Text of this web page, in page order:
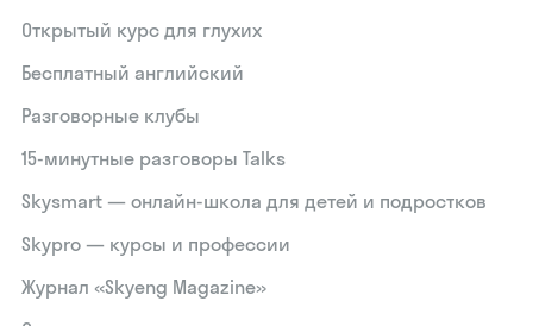
Открытый курс для глухих
Бесплатный английский
Разговорные клубы
15‑минутные разговоры Talks
Skysmart — онлайн-школа для детей и подростков
Skypro — курсы и профессии
Журнал «Skyeng Magazine»